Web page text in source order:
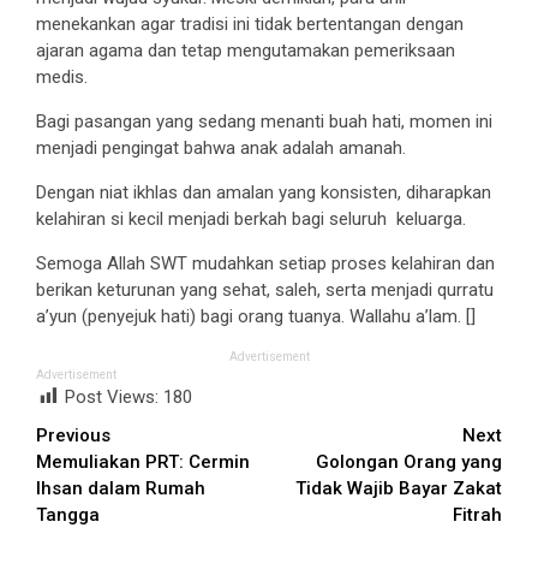
menekankan agar tradisi ini tidak bertentangan dengan
ajaran agama dan tetap mengutamakan pemeriksaan
medis.
Bagi pasangan yang sedang menanti buah hati, momen ini
menjadi pengingat bahwa anak adalah amanah.
Dengan niat ikhlas dan amalan yang konsisten, diharapkan
kelahiran si kecil menjadi berkah bagi seluruh keluarga.
Semoga Allah SWT mudahkan setiap proses kelahiran dan
berikan keturunan yang sehat, saleh, serta menjadi qurratu
a’yun (penyejuk hati) bagi orang tuanya. Wallahu a’lam. []
Advertisement
Advertisement
Post Views: 180
Continue
Reading
Previous
Memuliakan PRT: Cermin
Ihsan dalam Rumah
Tangga
Next
Golongan Orang yang
Tidak Wajib Bayar Zakat
Fitrah